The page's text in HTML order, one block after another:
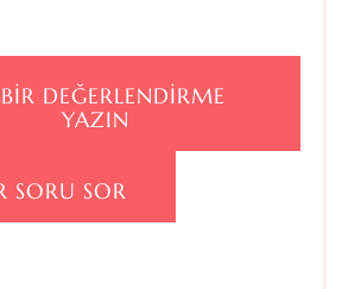
BIR DEĞERLENDIRME
YAZIN
SORU SOR